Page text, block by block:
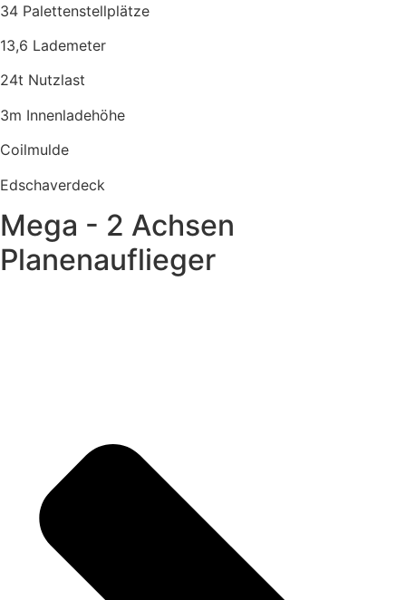
34 Palettenstellplätze
13,6 Lademeter
24t Nutzlast
3m Innenladehöhe
Coilmulde
Edschaverdeck
Mega - 2 Achsen
Planenauflieger